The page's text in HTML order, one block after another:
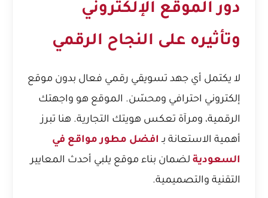
دور الموقع الإلكتروني
وتأثيره على النجاح الرقمي
لا يكتمل أي جهد تسويقي رقمي فعال بدون موقع
إلكتروني احترافي ومحسّن. الموقع هو واجهتك
الرقمية، ومرآة تعكس هويتك التجارية. هنا تبرز
أهمية الاستعانة بـ افضل مطور مواقع في
السعودية لضمان بناء موقع يلبي أحدث المعايير
التقنية والتصميمية.